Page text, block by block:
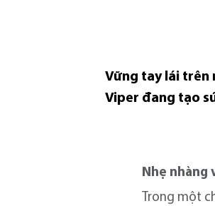
Vững tay lái trên
Viper đang tạo
Nhẹ nhàng
Trong một